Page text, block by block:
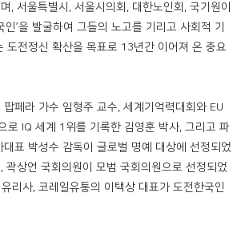
, 서울특별시, 서울시의회, 대한노인회, 국기원이
인’을 발굴하여 그들의 노고를 기리고 사회적 기
도전정신 확산을 목표로 13년간 이어져 온 중요
페라 가수 임형주 교수, 세계기억력대회와 EU
로 IQ 세계 1위를 기록한 김영훈 박사, 그리고 파
표 박성수 감독이 글로벌 명예 대상에 선정되었
곽상언 국회의원이 모범 국회의원으로 선정되었
리사, 코레일유통의 이택상 대표가 도전한국인